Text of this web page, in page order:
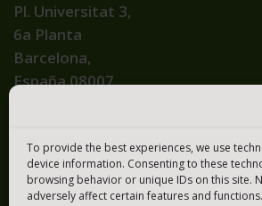
To provide the best experiences, we use
device information. Consenting to these
browsing behavior or unique IDs on this site.
adversely affect certain features and functions.
Pl. Universitat 3,
6a Planta
Barcelona,
España08007